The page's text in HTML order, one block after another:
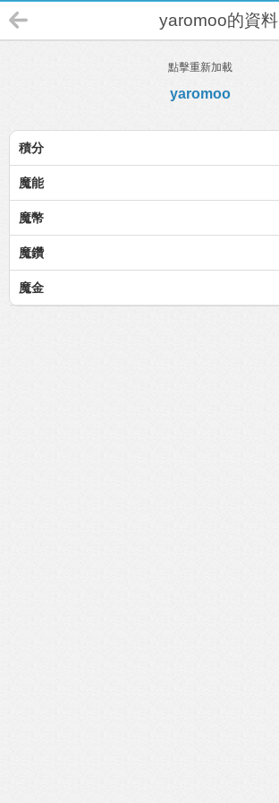
yaromoo的資料
點擊重新加載
yaromoo
積分
魔能
魔幣
魔鑽
魔金